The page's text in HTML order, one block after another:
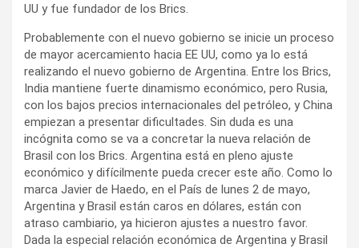
UU y fue fundador de los Brics.
Probablemente con el nuevo gobierno se inicie un proceso
de mayor acercamiento hacia EE UU, como ya lo está
realizando el nuevo gobierno de Argentina. Entre los Brics,
India mantiene fuerte dinamismo económico, pero Rusia,
con los bajos precios internacionales del petróleo, y China
empiezan a presentar dificultades. Sin duda es una
incógnita como se va a concretar la nueva relación de
Brasil con los Brics. Argentina está en pleno ajuste
económico y difícilmente pueda crecer este año. Como lo
marca Javier de Haedo, en el País de lunes 2 de mayo,
Argentina y Brasil están caros en dólares, están con
atraso cambiario, ya hicieron ajustes a nuestro favor.
Dada la especial relación económica de Argentina y Brasil